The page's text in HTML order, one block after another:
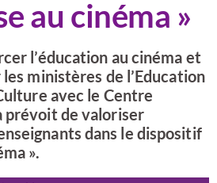
au cinéma »
l’éducation au cinéma et
ministères de l’Education
avec le Centre
prévoit de valoriser
dans le dispositif
».